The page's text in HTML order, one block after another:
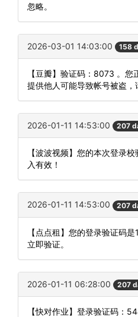
忽略。
2026-03-01 14:03:00 158
【豆瓣】验证码：8073 。
提供他人可能导致帐号被盗，
2026-01-11 14:53:00 207
【波波视频】您的本次登录
入有效！
2026-01-11 14:53:00 207
【点点租】您的登录验证码
立即验证。
2026-01-11 06:28:00 207
【快对作业】登录验证码：